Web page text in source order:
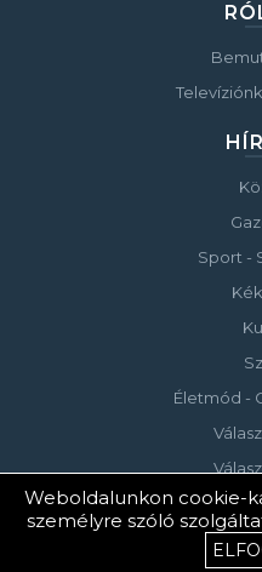
Sport -
Életmód -
© Copyright
Weboldalunkon cookie-
személyre szóló